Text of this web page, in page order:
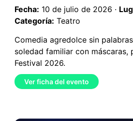
Fecha: 10 de julio de 2026 ·
Categoría: Teatro
Comedia agredolce sin
soledad familiar con máscaras,
Festival 2026.
Ver ficha del evento